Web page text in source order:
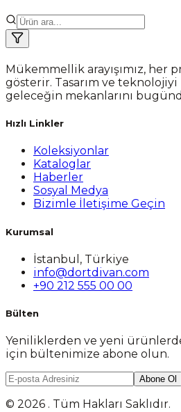
Mükemmellik arayışımız, her
gösterir. Tasarım ve
geleceğin mekanlarını
Hızlı Linkler
Koleksiyonlar
Kataloglar
Haberler
Sosyal Medya
Bizimle İletişime Geçin
Kurumsal
İstanbul, Türkiye
info@dortdivan.com
+90 212 555 00 00
Bülten
Yeniliklerden ve yeni
için bültenimize abone olun.
Abone Ol
© 2026 . Tüm Hakları Saklıdır.